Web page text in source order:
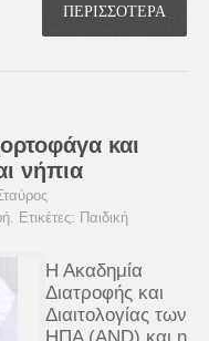
ΠΕΡΙΣΣΟΤΕΡΑ
και
νήπια
. Ετικέτες: Παιδική
Η Ακαδημία
Διατροφής και
Διαιτολογίας των